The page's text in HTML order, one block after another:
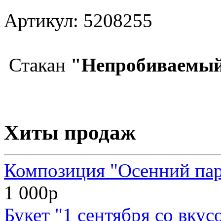
Артикул: 5208255
Стакан
Хиты продаж
Композиция "Осенний
1 000р
Букет "1 сентября со